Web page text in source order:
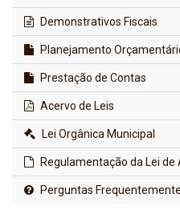
Demonstrativos Fiscais
Planejamento
Prestação de Contas
Acervo de Leis
Lei Orgânica Municipal
Regulamentação da Lei
Perguntas